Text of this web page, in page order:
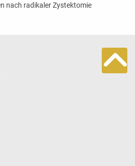
nach radikaler Zystektomie